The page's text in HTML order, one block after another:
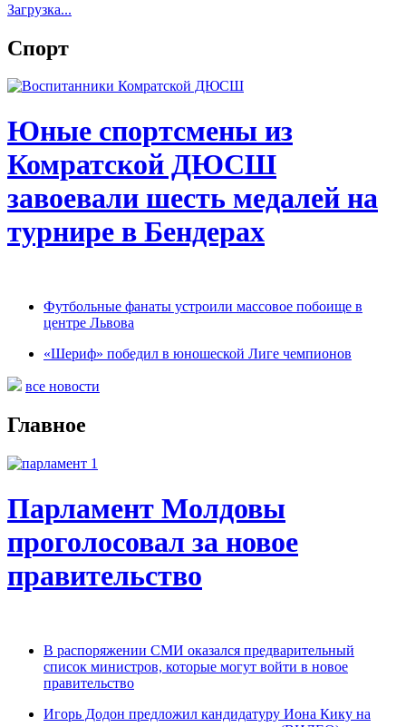
Загрузка...
Спорт
Юные спортсмены из
Комратской ДЮСШ
завоевали шесть медалей на
турнире в Бендерах
Футбольные фанаты устроили массовое побоище в
центре Львова
«Шериф» победил в юношеской Лиге чемпионов
все новости
Главное
Парламент Молдовы
проголосовал за новое
правительство
В распоряжении СМИ оказался предварительный
список министров, которые могут войти в новое
правительство
Игорь Додон предложил кандидатуру Иона Кику на